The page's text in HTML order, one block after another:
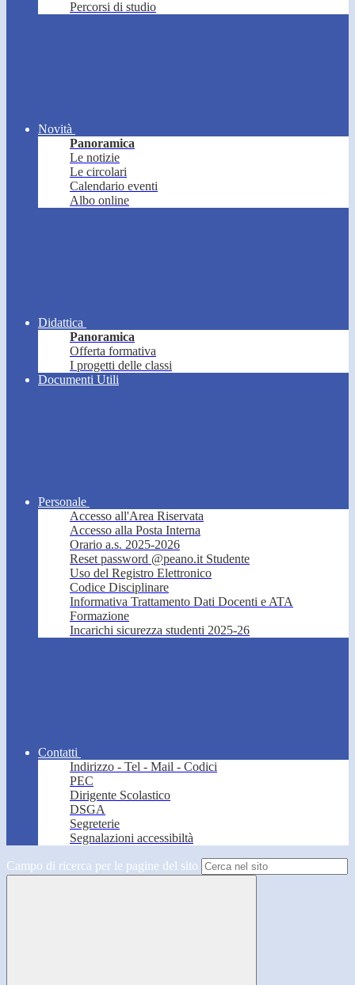
Percorsi di studio
Novità
Panoramica
Le notizie
Le circolari
Calendario eventi
Albo online
Didattica
Panoramica
Offerta formativa
I progetti delle classi
Documenti Utili
Personale
Accesso all'Area Riservata
Accesso alla Posta Interna
Orario a.s. 2025-2026
Reset password @peano.it Studente
Uso del Registro Elettronico
Codice Disciplinare
Informativa Trattamento Dati Docenti e ATA
Formazione
Incarichi sicurezza studenti 2025-26
Contatti
Indirizzo - Tel - Mail - Codici
PEC
Dirigente Scolastico
DSGA
Segreterie
Segnalazioni accessibiltà
Campo di ricerca per le pagine del sito